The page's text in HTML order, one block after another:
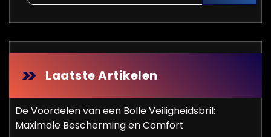
Laatste Artikelen
De Voordelen van een Bolle Veiligheidsbril:
Maximale Bescherming en Comfort